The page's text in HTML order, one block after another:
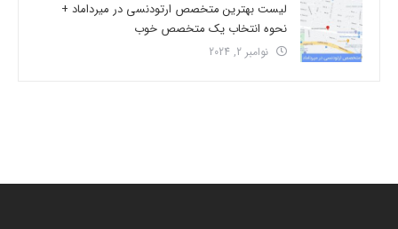
لیست بهترین متخصص ارتودنسی در میرداماد +
نحوه انتخاب یک متخصص خوب
نوامبر 2, 2024